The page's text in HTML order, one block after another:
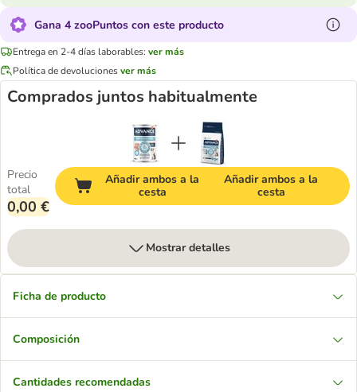
Gana 4 zooPuntos con este producto
Entrega en 2-4 días laborables: ver más
Política de devolucionesver más
Comprados juntos habitualmente
Precio
total
0,00 €
Añadir ambos a la
cesta
Añadir ambos a la
cesta
Mostrar detalles
Ficha de producto
Composición
Cantidades recomendadas